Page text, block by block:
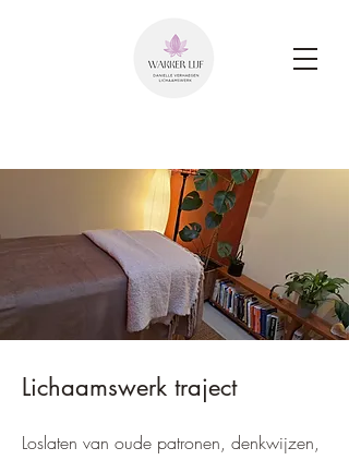
Lichaamswerk traject
Loslaten van oude patronen, denkwijzen,